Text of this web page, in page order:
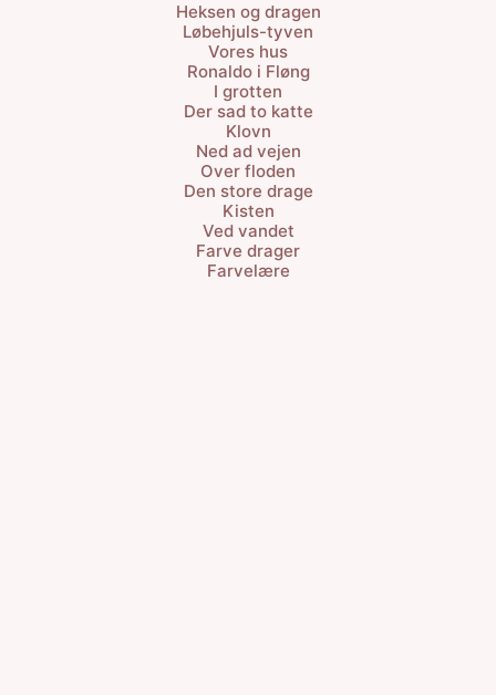
Heksen og dragen
Løbehjuls-tyven
Vores hus
Ronaldo i Fløng
I grotten
Der sad to katte
Klovn
Ned ad vejen
Over floden
Den store drage
Kisten
Ved vandet
Farve drager
Farvelære